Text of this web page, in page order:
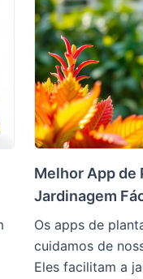
Melhor App de
Jardinagem
Os apps de
cuidamos de
Eles facilitam a